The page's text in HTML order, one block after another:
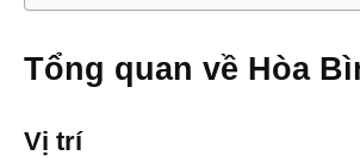
Tổng quan về Hòa
Vị trí